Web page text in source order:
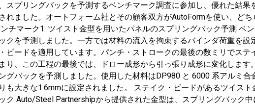
スプリングバックを予測するベンチマーク調査に参加し、優れた結
れました。オートフォーム社とその顧客双方がAutoFormを使い、ど
チマーク1: ツイスト金型を用いたパネルのスプリングバック予測
クを予測しました。一方では材料の流入を拘束するバインダ荷重を
ビードを適用しています。パンチ・ストロークの最後の数ミリでス
り、この工程の最後では、ドロー成形から引っ張り成形に変化しま
グバックを予測しました。使用した材料はDP980 と 6000 系アルミ
も大きな1.6mmに設定されました。 ステイク・ビードがあるツイス
ク Auto/Steel Partnershipから提供された金型は、スプリングバック